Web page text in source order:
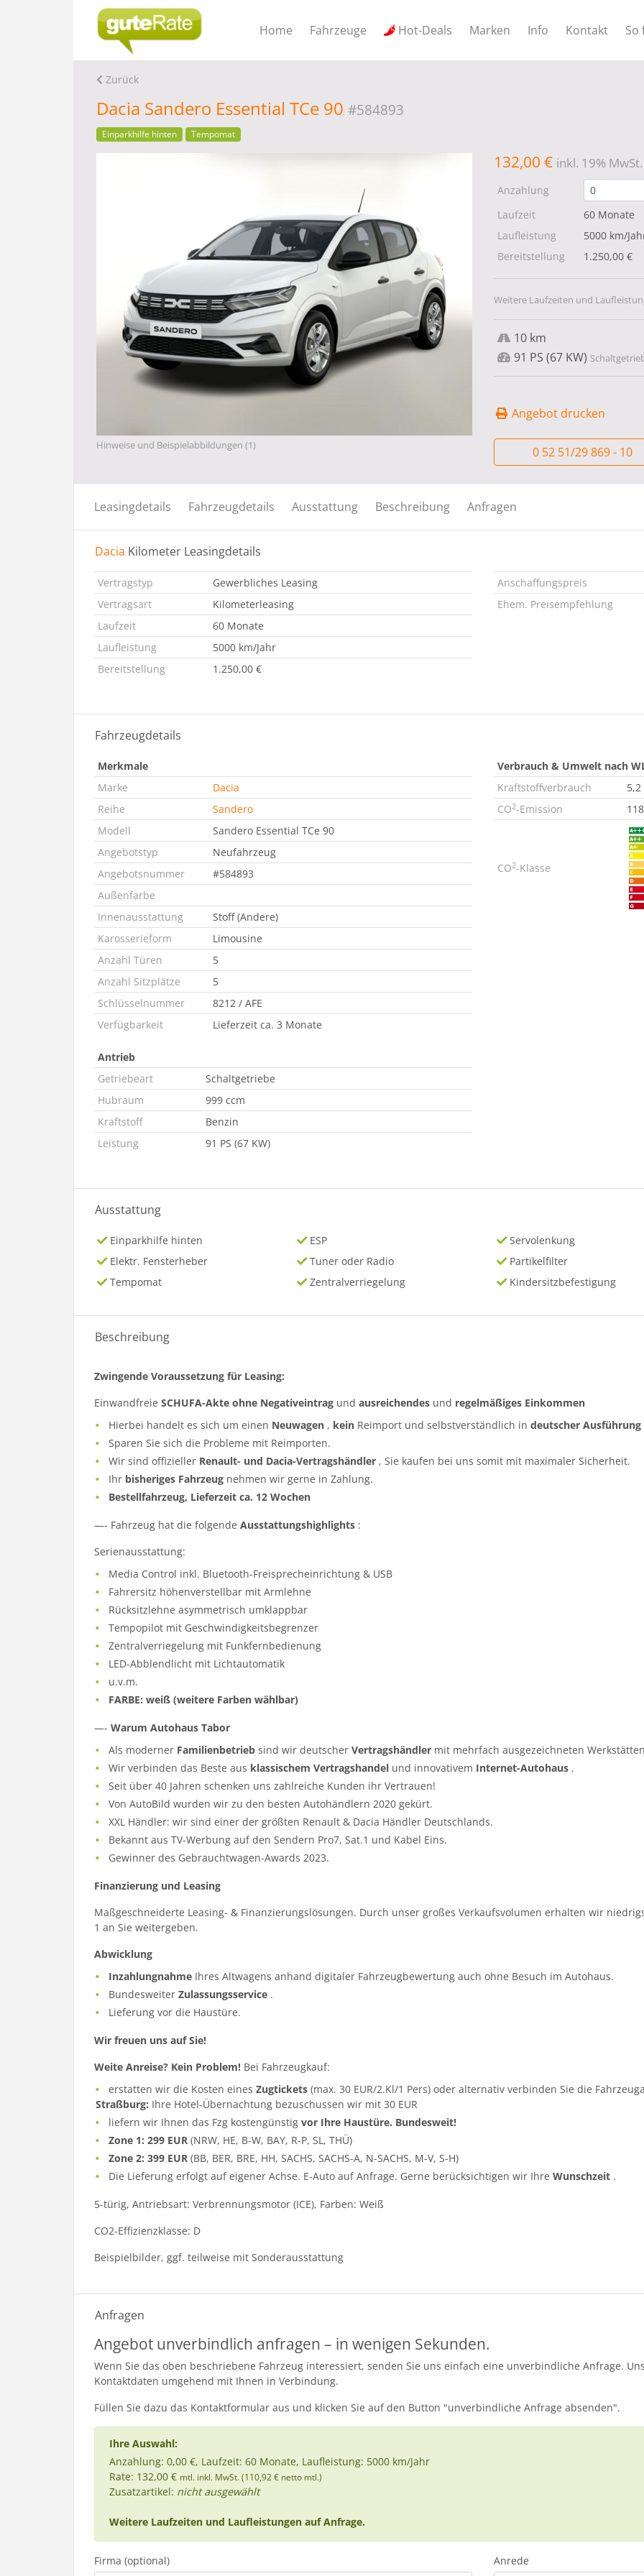
Home Fahrzeuge Hot-Deals Marken Info Kontakt So
Zurück
Dacia Sandero Essential TCe 90 #584893
Einparkhilfe hinten Tempomat
Hinweise und Beispielabbildungen (1)
132,00 € inkl. 19% MwSt.
Anzahlung
Laufzeit
60 Monate
Laufleistung
5000 km/
Bereitstellung
1.250,00 €
Weitere Laufzeiten und
10 km
91 PS (67 KW)
Angebot drucken
0 52 51/29 869 - 10
Leasingdetails Fahrzeugdetails Ausstattung Beschreibung Anfragen
Dacia Kilometer Leasingdetails
Vertragstyp
Gewerbliches Leasing
Vertragsart
Kilometerleasing
Laufzeit
60 Monate
Laufleistung
5000 km/Jahr
Bereitstellung
1.250,00 €
Anschaffungspreis
Ehem. Preisempfehlung
Fahrzeugdetails
Merkmale
Marke
Dacia
Reihe
Sandero
Modell
Sandero Essential TCe 90
Angebotstyp
Neufahrzeug
Angebotsnummer
#584893
Außenfarbe
Innenausstattung
Stoff (Andere)
Karosserieform
Limousine
Anzahl Türen
5
Anzahl Sitzplätze
5
Schlüsselnummer
8212 / AFE
Verfügbarkeit
Lieferzeit ca. 3 Monate
Antrieb
Getriebeart
Schaltgetriebe
Hubraum
999 ccm
Kraftstoff
Benzin
Leistung
91 PS (67 KW)
Verbrauch & Umwelt nach
Kraftstoffverbrauch
CO2-Emission
CO2-Klasse
Ausstattung
Einparkhilfe hinten
Elektr. Fensterheber
Tempomat
ESP
Tuner oder Radio
Zentralverriegelung
Servolenkung
Partikelfilter
Kindersitzbefestigung
Beschreibung
Zwingende Voraussetzung für Leasing:
Einwandfreie SCHUFA-Akte ohne Negativeintrag und ausreichendes und regelmäßiges Einkommen
Hierbei handelt es sich um einen Neuwagen , kein Reimport und selbstverständlich indeutscher Ausführung
Sparen Sie sich die Probleme mit Reimporten.
Wir sind offizieller Renault- und Dacia-Vertragshändler , Sie kaufen bei uns somit mit maximaler Sicherheit.
Ihr bisheriges Fahrzeug nehmen wir gerne in Zahlung.
Bestellfahrzeug, Lieferzeit ca. 12 Wochen
—- Fahrzeug hat die folgende Ausstattungshighlights :
Serienausstattung:
Media Control inkl. Bluetooth-Freisprecheinrichtung & USB
Fahrersitz höhenverstellbar mit Armlehne
Rücksitzlehne asymmetrisch umklappbar
Tempopilot mit Geschwindigkeitsbegrenzer
Zentralverriegelung mit Funkfernbedienung
LED-Abblendlicht mit Lichtautomatik
u.v.m.
FARBE: weiß (weitere Farben wählbar)
—- Warum Autohaus Tabor
Als moderner Familienbetrieb sind wir deutscherVertragshändler mit mehrfach ausgezeichneten
Wir verbinden das Beste aus klassischem Vertragshandel und innovativem Internet-Autohaus .
Seit über 40 Jahren schenken uns zahlreiche Kunden ihr Vertrauen!
Von AutoBild wurden wir zu den besten Autohändlern 2020 gekürt.
XXL Händler: wir sind einer der größten Renault & Dacia Händler Deutschlands.
Bekannt aus TV-Werbung auf den Sendern Pro7, Sat.1 und Kabel Eins.
Gewinner des Gebrauchtwagen-Awards 2023.
Finanzierung und Leasing
Maßgeschneiderte Leasing- & Finanzierungslösungen. Durch unser großes Verkaufsvolumen erhalten wir
1 an Sie weitergeben.
Abwicklung
Inzahlungnahme Ihres Altwagens anhand digitaler Fahrzeugbewertung auch ohne Besuch im Autohaus.
BundesweiterZulassungsservice .
Lieferung vor die Haustüre.
Wir freuen uns auf Sie!
Weite Anreise? Kein Problem! Bei Fahrzeugkauf:
erstatten wir die Kosten einesZugtickets (max. 30 EUR/2.Kl/1 Pers) oder alternativ verbinden Sie die
Straßburg: Ihre Hotel-Übernachtung bezuschussen wir mit 30 EUR
liefern wir Ihnen das Fzg kostengünstigvor Ihre Haustüre. Bundesweit!
Zone 1: 299 EUR (NRW, HE, B-W, BAY, R-P, SL, THÜ)
Zone 2: 399 EUR (BB, BER, BRE, HH, SACHS, SACHS-A, N-SACHS, M-V, S-H)
Die Lieferung erfolgt auf eigener Achse. E-Auto auf Anfrage. Gerne berücksichtigen wir IhreWunschzeit .
5-türig, Antriebsart: Verbrennungsmotor (ICE), Farben: Weiß
CO2-Effizienzklasse: D
Beispielbilder, ggf. teilweise mit Sonderausstattung
Anfragen
Angebot unverbindlich anfragen – in wenigen Sekunden.
Wenn Sie das oben beschriebene Fahrzeug interessiert, senden Sie uns einfach eine unverbindliche Anfrage.
Kontaktdaten umgehend mit Ihnen in Verbindung.
Füllen Sie dazu das Kontaktformular aus und klicken Sie auf den Button "unverbindliche Anfrage absenden".
Ihre Auswahl:
Anzahlung: 0,00 €, Laufzeit: 60 Monate, Laufleistung: 5000 km/Jahr
Rate: 132,00 € mtl. inkl. MwSt. (110,92 € netto mtl.)
Zusatzartikel: nicht ausgewählt
Weitere Laufzeiten und Laufleistungen auf Anfrage.
Firma (optional) Anrede